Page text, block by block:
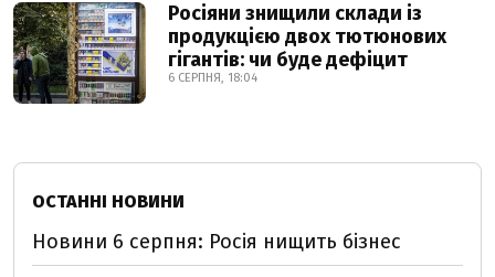
Росіяни знищили склади із
продукцією двох тютюнових
гігантів: чи буде дефіцит
6 СЕРПНЯ, 18:04
ОСТАННІ НОВИНИ
Новини 6 серпня: Росія нищить бізнес